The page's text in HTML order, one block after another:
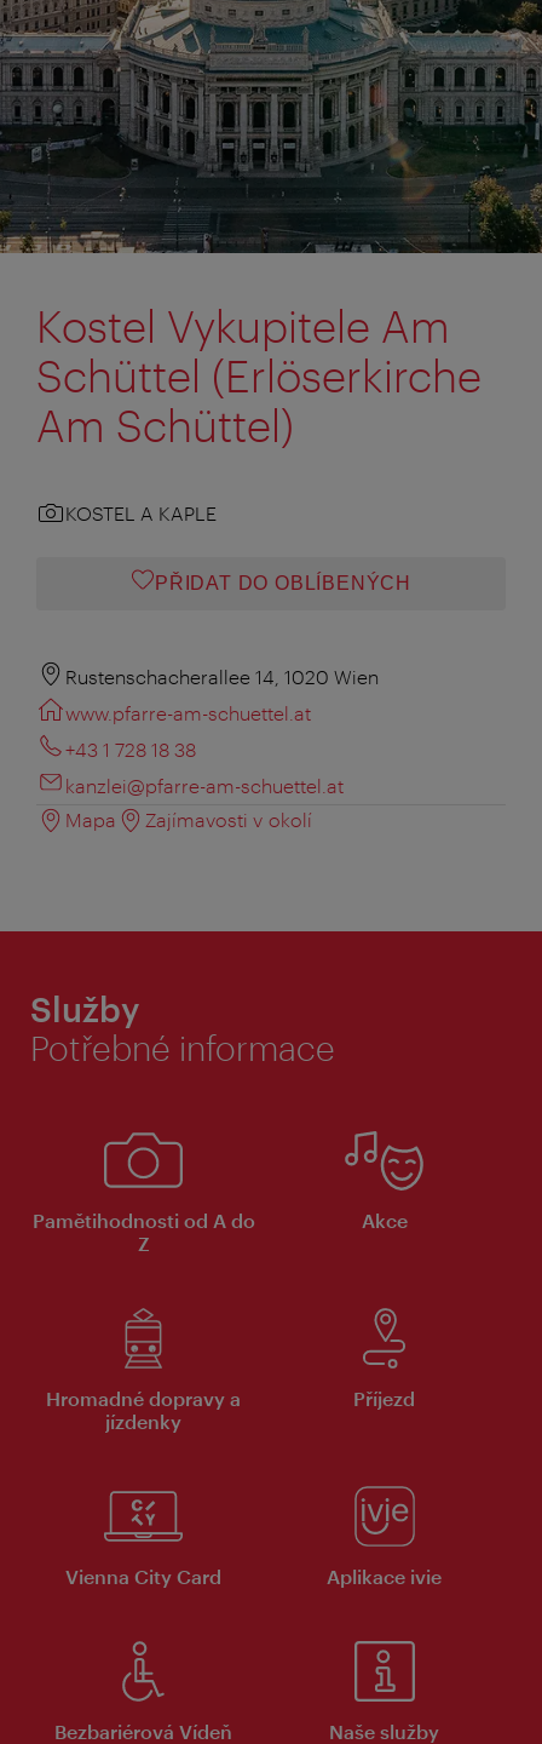
Kostel Vykupitele Am
Schüttel (Erlöserkirche
Am Schüttel)
KOSTEL A KAPLE
PŘIDAT DO OBLÍBENÝCH
Rustenschacherallee 14, 1020 Wien
www.pfarre-am-schuettel.at
+43 1 728 18 38
kanzlei@pfarre-am-schuettel.at
Mapa
Zajímavosti v okolí
Služby
Potřebné informace
Pamětihodnosti od A do
Z
Akce
Hromadné dopravy a
jízdenky
Příjezd
Vienna City Card Aplikace ivie
Bezbariérová Vídeň Naše služby